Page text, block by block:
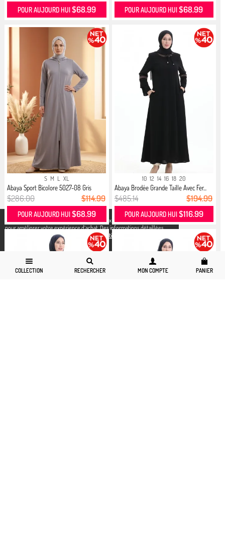
X
Nous utilisons des cookies conformément aux réglementations légales
pour améliorer votre expérience d`achat. Des informations détaillées
peuvent être consultées sur notre page,Politique de cookies
COLLECTION RECHERCHER MON COMPTE PANIER
POUR AUJOURD HUI $68.99 POUR AUJOURD HUI$68.99
S M L XL
Abaya Sport Bicolore 5027-08 Gris
$286.00 $114.99
POUR AUJOURD HUI $68.99
10 12 14 16 18 20
Abaya Brodée Grande Taille Avec Fer...
$485.14 $194.99
POUR AUJOURD HUI $116.99